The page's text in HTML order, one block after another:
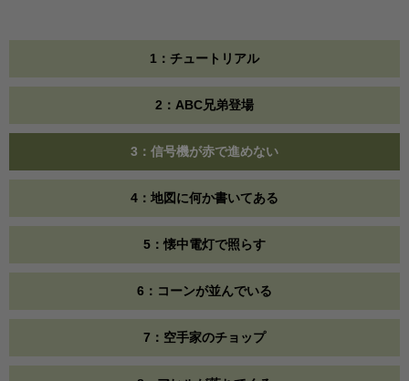
1：チュートリアル
2：ABC兄弟登場
3：信号機が赤で進めない
4：地図に何か書いてある
5：懐中電灯で照らす
6：コーンが並んでいる
7：空手家のチョップ